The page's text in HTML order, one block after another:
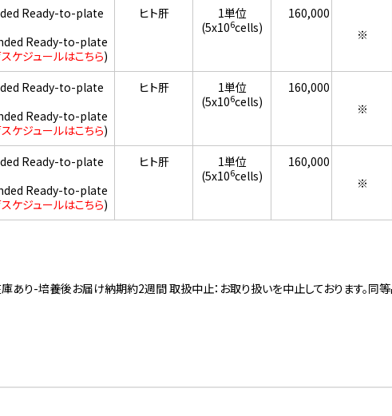
Ready-to-plate
Ready-to-plate
ケジュールはこちら)
ヒト肝
1単位
(5x106cells)
160,000
※
Ready-to-plate
Ready-to-plate
ケジュールはこちら)
ヒト肝
1単位
(5x106cells)
160,000
※
Ready-to-plate
Ready-to-plate
ケジュールはこちら)
ヒト肝
1単位
(5x106cells)
160,000
※
り-培養後お届け納期約2週間 取扱中止：お取り扱いを中止しております。同等